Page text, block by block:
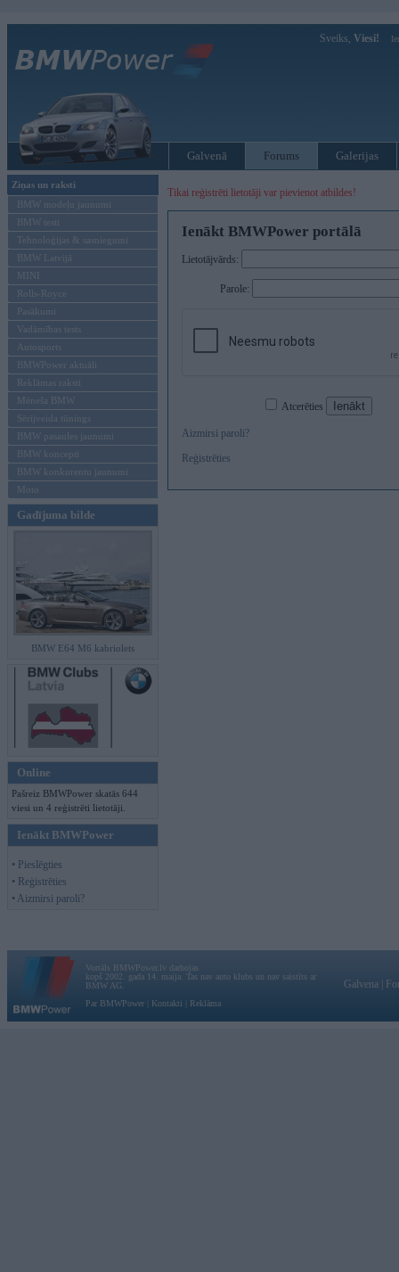
Sveiks, Viesi!
Galvenā Forums Galerijas
Ziņas un raksti
BMW modeļu jaunumi
BMW testi
Tehnoloģijas & sasniegumi
BMW Latvijā
MINI
Rolls-Royce
Pasākumi
Vadāmības tests
Autosports
BMWPower aktuāli
Reklāmas raksti
Mēneša BMW
Sērijveida tūnings
BMW pasaules jaunumi
BMW koncepti
BMW konkurentu jaunumi
Moto
Gadījuma bilde
BMW E64 M6 kabriolets
Online
Pašreiz BMWPower skatās 644
viesi un 4 reģistrēti lietotāji.
Ienākt BMWPower
• Pieslēgties
• Reģistrēties
• Aizmirsi paroli?
Tikai reģistrēti lietotāji var pievienot atbildes!
Ienākt BMWPower portālā
Lietotājvārds:
Parole:
Atcerēties
Aizmirsi paroli?
Reģistrēties
Vortāls BMWPower.lv darbojas
kopš 2002. gada 14. maija. Tas nav auto klubs un nav saistīts ar
BMW AG.
Par BMWPower
Kontakti Reklāma
Galvena